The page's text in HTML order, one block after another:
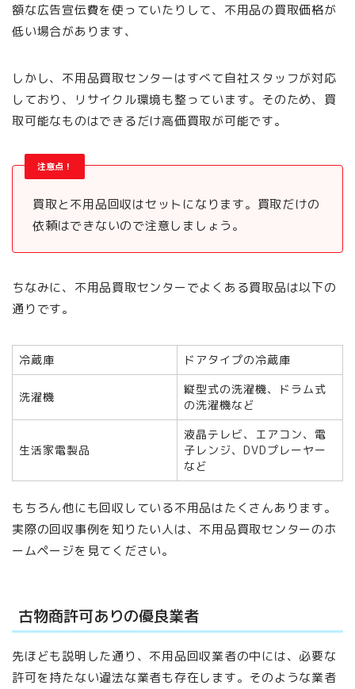
額な広告宣伝費を使っていたりして、不用品の買取価格が
低い場合があります、
しかし、不用品買取センターはすべて自社スタッフが対応
しており、リサイクル環境も整っています。そのため、買
取可能なものはできるだけ高価買取が可能です。
注意点！
買取と不用品回収はセットになります。買取だけの
依頼はできないので注意しましょう。
ちなみに、不用品買取センターでよくある買取品は以下の
通りです。
冷蔵庫 ドアタイプの冷蔵庫
洗濯機
縦型式の洗濯機、ドラム式
の洗濯機など
生活家電製品
液晶テレビ、エアコン、電
子レンジ、DVDプレーヤー
など
もちろん他にも回収している不用品はたくさんあります。
実際の回収事例を知りたい人は、不用品買取センターのホ
ームページを見てください。
古物商許可ありの優良業者
先ほども説明した通り、不用品回収業者の中には、必要な
許可を持たない違法な業者も存在します。そのような業者